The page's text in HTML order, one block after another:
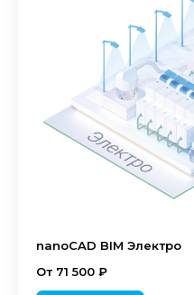
nanoCAD BIM Электро
От 71 500 ₽